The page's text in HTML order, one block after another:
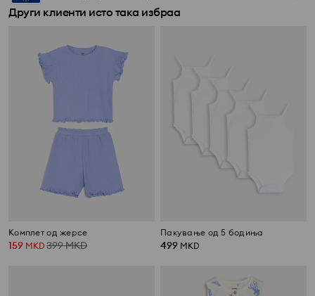
Други клиенти исто така избраа
Комплет од жерсе
159 MKD 399MKD
Пакување од 5 бодиња
499 MKD